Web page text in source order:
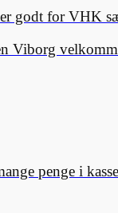
godt for VHK
Viborg
penge i